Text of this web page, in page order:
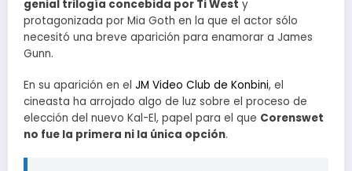
genial trilogía concebida por Ti West y
protagonizada por Mia Goth en la que el actor sólo
necesitó una breve aparición para enamorar a James
Gunn.
En su aparición en el JM Video Club de Konbini, el
cineasta ha arrojado algo de luz sobre el proceso de
elección del nuevo Kal-El, papel para el que Corenswet
no fue la primera ni la única opción.